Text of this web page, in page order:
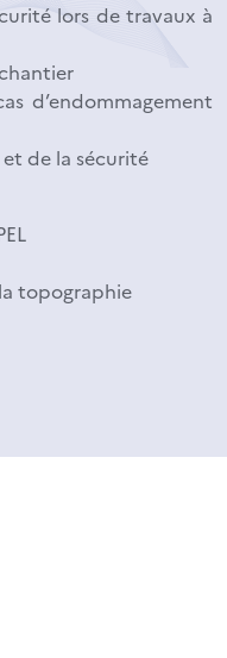
lors de travaux à
d’endommagement
de la sécurité
topographie